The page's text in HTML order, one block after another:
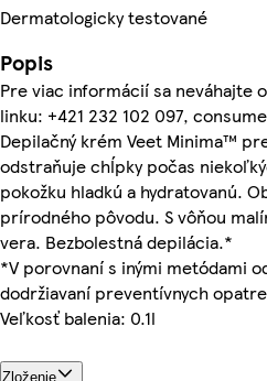
Dermatologicky testované
Popis
Pre viac informácií sa neváhajte
linku: +421 232 102 097,
Depilačný krém Veet Minima™
odstraňuje chĺpky počas
pokožku hladkú a hydratovanú.
prírodného pôvodu. S vôňou
vera. Bezbolestná depilácia.*
*V porovnaní s inými metódami
dodržiavaní preventívnych
Veľkosť balenia: 0.1l
Zloženie